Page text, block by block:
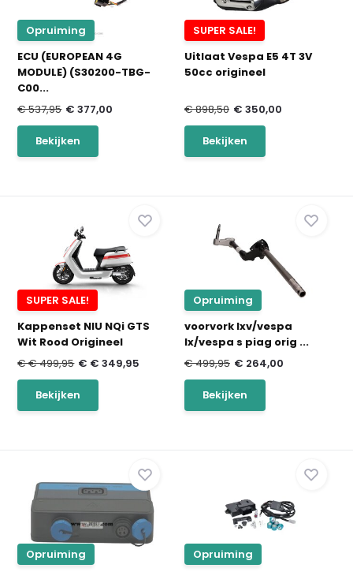
Opruiming
ECU (EUROPEAN 4G
MODULE) (S30200-TBG-
C00...
€ 537,95 € 377,00
Bekijken
SUPER SALE!
Uitlaat Vespa E5 4T 3V
50cc origineel
€ 898,50 € 350,00
Bekijken
SUPER SALE!
Kappenset NIU NQi GTS
Wit Rood Origineel
€ € 499,95 € € 349,95
Bekijken
Opruiming
voorvork lxv/vespa
lx/vespa s piag orig ...
€ 499,95 € 264,00
Bekijken
Opruiming
Opruiming